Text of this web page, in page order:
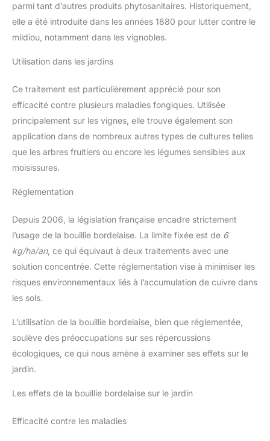
parmi tant d’autres produits phytosanitaires. Historiquement,
elle a été introduite dans les années 1880 pour lutter contre le
mildiou, notamment dans les vignobles.
Utilisation dans les jardins
Ce traitement est particulièrement apprécié pour son
efficacité contre plusieurs maladies fongiques. Utilisée
principalement sur les vignes, elle trouve également son
application dans de nombreux autres types de cultures telles
que les arbres fruitiers ou encore les légumes sensibles aux
moisissures.
Réglementation
Depuis 2006, la législation française encadre strictement
l’usage de la bouillie bordelaise. La limite fixée est de 6
kg/ha/an, ce qui équivaut à deux traitements avec une
solution concentrée. Cette réglementation vise à minimiser les
risques environnementaux liés à l’accumulation de cuivre dans
les sols.
L’utilisation de la bouillie bordelaise, bien que réglementée,
soulève des préoccupations sur ses répercussions
écologiques, ce qui nous amène à examiner ses effets sur le
jardin.
Les effets de la bouillie bordelaise sur le jardin
Efficacité contre les maladies